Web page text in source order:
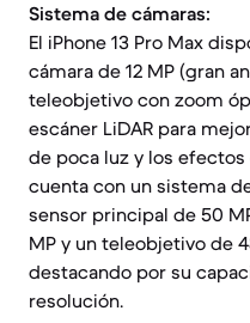
Sistema de cámaras:
El iPhone 13 Pro Max
cámara de 12 MP (gran
teleobjetivo con zoom
escáner LiDAR para
de poca luz y los efectos
cuenta con un sistema
sensor principal de 50
MP y un teleobjetivo de
destacando por su
resolución.